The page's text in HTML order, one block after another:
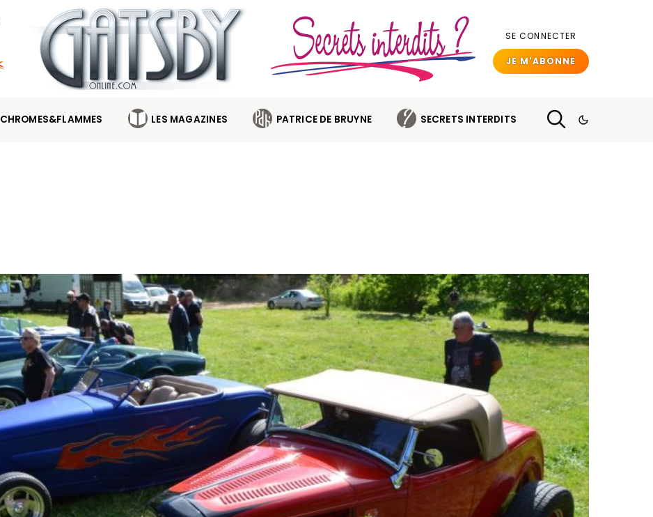
SE CONNECTER
JE M'ABONNE
CHROMES&FLAMMES LES MAGAZINES PATRICE DE BRUYNE SECRETS INTERDITS